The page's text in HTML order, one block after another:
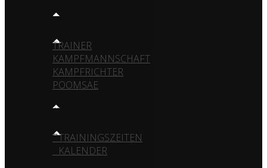
TEAM
TRAINER
KAMPFMANNSCHAFT
KAMPFRICHTER
POOMSAE
TRAINING
TRAININGSZEITEN
KALENDER